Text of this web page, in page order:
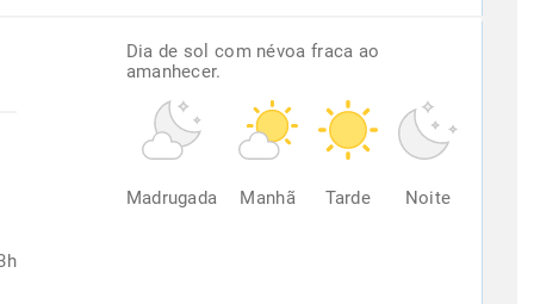
Dia de sol com névoa fraca ao
amanhecer.
Madrugada Manhã Tarde Noite